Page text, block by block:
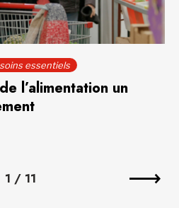
essentiels
l’alimentation un
1 / 11